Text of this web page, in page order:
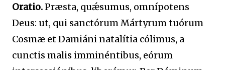
Oratio.Præsta, quǽsumus, omnípotens
Deus: ut, qui sanctórum Mártyrum tuórum
Cosmæ et Damiáni natalítia cólimus, a
cunctis malis imminéntibus, eórum